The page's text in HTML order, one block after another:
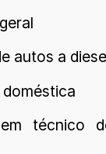
autos a
doméstica
técnico